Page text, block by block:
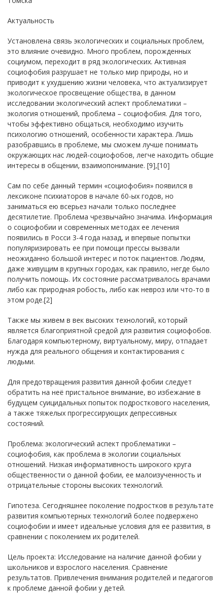
Актуальность
Установлена связь экологических и социальных проблем,
это влияние очевидно. Много проблем, порожденных
социумом, переходит в ряд экологических. Активная
социофобия разрушает не только мир природы, но и
приводит к ухудшению жизни человека, что актуализирует
экологическое просвещение общества, в данном
исследовании экологический аспект проблематики –
экология отношений, проблема – социофобия. Для того,
чтобы эффективно общаться, необходимо изучить
психологию отношений, особенности характера. Лишь
разобравшись в проблеме, мы сможем лучше понимать
окружающих нас людей-социофобов, легче находить общие
интересы в общении, взаимопонимание. [9],[10]
Сам по себе данный термин «социофобия» появился в
лексиконе психиаторов в начале 60-ых годов, но
заниматься ею всерьез начали только последнее
десятилетие. Проблема чрезвычайно значима. Информация
о социофобии и современных методах ее лечения
появились в Росси 3-4 года назад, и впервые попытки
популяризировать ее при помощи прессы вызвали
неожиданно большой интерес и поток пациентов. Людям,
даже живущим в крупных городах, как правило, негде было
получить помощь. Их состояние рассматривалось врачами
либо как природная робость, либо как невроз или что-то в
этом роде.[2]
Также мы живем в век высоких технологий, который
является благоприятной средой для развития социофобов.
Благодаря компьютерному, виртуальному, миру, отпадает
нужда для реального общения и контактирования с
людьми.
Для предотвращения развития данной фобии следует
обратить на неё пристальное внимание, во избежание в
будущем суицидальных попыток подросткового населения,
а также тяжелых прогрессирующих депрессивных
состояний.
Проблема: экологический аспект проблематики –
социофобия, как проблема в экологии социальных
отношений. Низкая информативность широкого круга
общественности о данной фобии, ее малоизученность и
отрицательные стороны высоких технологий.
Гипотеза. Сегодняшнее поколение подростков в результате
развития компьютерных технологий более подвержено
социофобии и имеет идеальные условия для ее развития, в
сравнении с поколением их родителей.
Цель проекта: Исследование на наличие данной фобии у
школьников и взрослого населения. Сравнение
результатов. Привлечения внимания родителей и педагогов
к проблеме данной фобии у детей.